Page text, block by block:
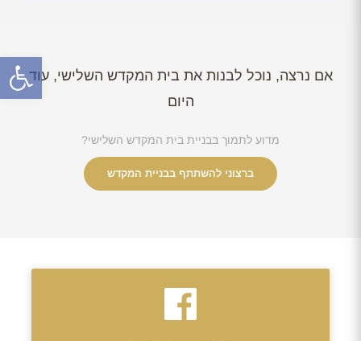
אם נרצה, נוכל לבנות את בית המקדש השלישי, עוד
היום
מדוע לתמוך בבניית בית המקדש השלישי?
ברצוני להשתתף בבניית המקדש